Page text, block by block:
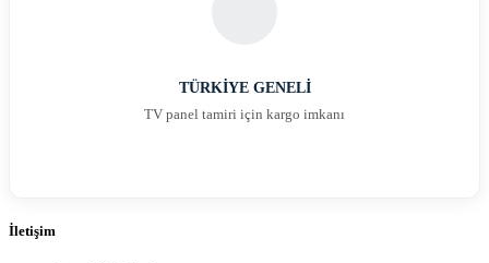
TÜRKİYE GENELİ
TV panel tamiri için kargo imkanı
İletişim